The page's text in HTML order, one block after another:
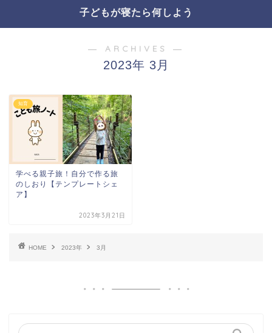
子どもが寝たら何しよう
― ARCHIVES ―
2023年 3月
知育
学べる親子旅！自分で作る旅
のしおり【テンプレートシェ
ア】
2023年3月21日
HOME 2023年 3月